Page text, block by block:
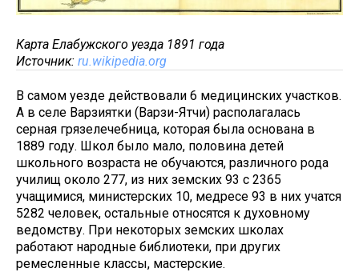
Карта Елабужского уезда 1891 года
Источник: ru.wikipedia.org
В самом уезде действовали 6 медицинских участков.
А в селе Варзиятки (Варзи-Ятчи) располагалась
серная грязелечебница, которая была основана в
1889 году. Школ было мало, половина детей
школьного возраста не обучаются, различного рода
училищ около 277, из них земских 93 с 2365
учащимися, министерских 10, медресе 93 в них учатся
5282 человек, остальные относятся к духовному
ведомству. При некоторых земских школах
работают народные библиотеки, при других
ремесленные классы, мастерские.